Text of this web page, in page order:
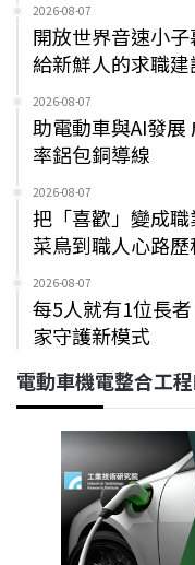
2026-08-07
開放世界音速小
給新鮮人的求職建
2026-08-07
助電動車與AI發
率鋁包銅導線
2026-08-07
把「喜歡」變成
菜鳥到職人心路歷
2026-08-07
每5人就有1位長
家守護新模式
電動車機電整合工